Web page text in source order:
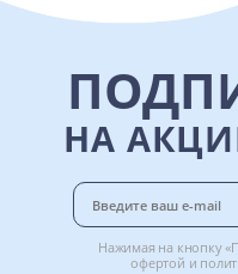
НА
Нажимая на кнопку
офертой и